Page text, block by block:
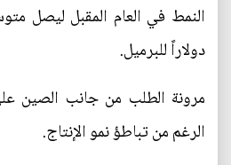
دولاراً للبرميل.
مرونة الطلب من جانب الصين
الرغم من تباطؤ نمو الإنتاج.